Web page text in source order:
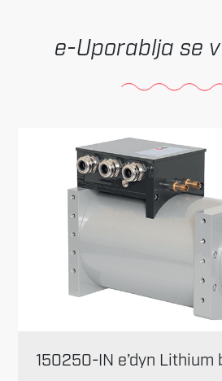
Uporablja se
150250-IN e’dyn Lithium